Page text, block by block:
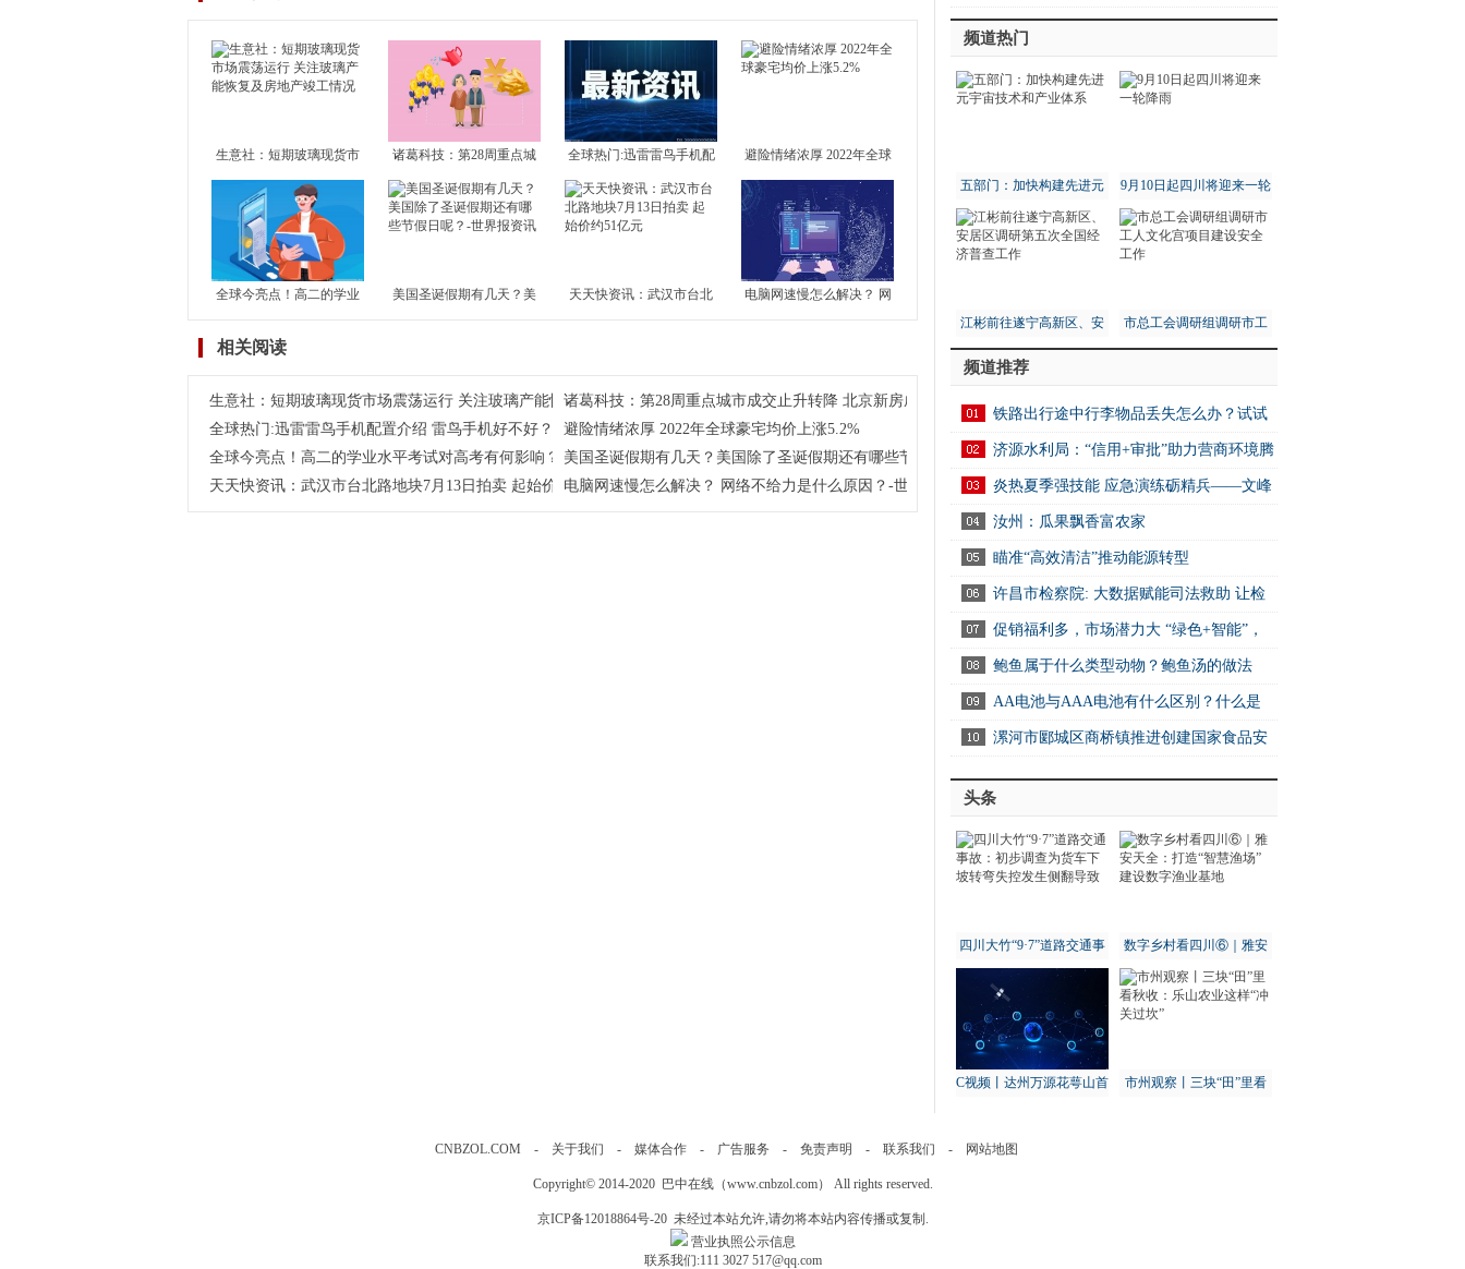
生意社：短期玻璃现货市
场震荡运行 关注玻璃产能
恢复及房地产竣工情况
诸葛科技：第28周重点城
市成交止升转降 北京新房
成交独升 其余14城全部下
全球热门:迅雷雷鸟手机配
置介绍 雷鸟手机好不好？
避险情绪浓厚 2022年全球
豪宅均价上涨5.2%
全球今亮点！高二的学业
响？学考对高考到底有没
美国圣诞假期有几天？美
天天快资讯：武汉市台北
电脑网速慢怎么解决？ 网
相关阅读
生意社：短期玻璃现货市场震荡运行 关注玻璃产能恢复及房地产竣工情况诸葛科技：第28周重点城市成交止升转降 北京新房成交独升 其余14城全部下滑
全球热门:迅雷雷鸟手机配置介绍 雷鸟手机好不好？
避险情绪浓厚 2022年全球豪宅均价上涨5.2%
全球今亮点！高二的学业水平考试对高考有何影响？学考对高考到底有没有影响？美国圣诞假期有几天？美国除了圣诞假期还有哪些节假日呢？-世界报资讯
天天快资讯：武汉市台北路地块7月13日拍卖 起始价约51亿元电脑网速慢怎么解决？ 网络不给力是什么原因？-世界今日报
衡法则
频道热门
五部门：加快构建先进元
宇宙技术和产业体系
9月10日起四川将迎来一轮
降雨
江彬前往遂宁高新区、安
居区调研第五次全国经济
普查工作
市总工会调研组调研市工
人文化宫项目建设安全工
频道推荐
铁路出行途中行李物品丢失怎么办？试试
用12306App找回
济源水利局：“信用+审批”助力营商环境腾
炎热夏季强技能 应急演练砺精兵——文峰
区万达商业服务中心开展消防应急演练活动
汝州：瓜果飘香富农家
瞄准“高效清洁”推动能源转型
许昌市检察院: 大数据赋能司法救助 让检
察关爱可感可触可及
促销福利多，市场潜力大 “绿色+智能”，
家电消费新选择
鲍鱼属于什么类型动物？鲍鱼汤的做法
AA电池与AAA电池有什么区别？什么是
AA电池？ 快资讯
漯河市郾城区商桥镇推进创建国家食品安
头条
四川大竹“9·7”道路交通事
故：初步调查为货车下坡
转弯失控发生侧翻导致
数字乡村看四川⑥｜雅安
天全：打造“智慧渔场” 建
设数字渔业基地
C视频丨达州万源花萼山首
市州观察丨三块“田”里看
CNBZOL.COM - 关于我们 - 媒体合作- 广告服务 - 免责声明 - 联系我们 - 网站地图
Copyright© 2014-2020 巴中在线（www.cnbzol.com） All rights reserved.
京ICP备12018864号-20未经过本站允许,请勿将本站内容传播或复制.
营业执照公示信息
联系我们:111 3027 517@qq.com